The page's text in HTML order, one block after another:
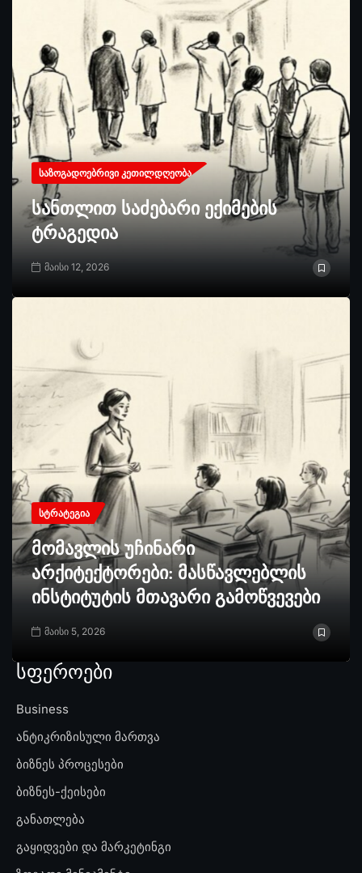
ᲡᲐᲖᲝᲒᲐᲓᲝᲔᲑᲠᲘᲕᲘ ᲙᲔᲗᲘᲚᲓᲦᲔᲝᲑᲐ
სანთლით საძებარი ექიმების
ტრაგედია
მაისი 12, 2026
ᲡᲢᲠᲐᲢᲔᲒᲘᲐ
მომავლის უჩინარი
არქიტექტორები: მასწავლებლის
ინსტიტუტის მთავარი გამოწვევები
მაისი 5, 2026
სფეროები
Business
ანტიკრიზისული მართვა
ბიზნეს პროცესები
ბიზნეს-ქეისები
განათლება
გაყიდვები და მარკეტინგი